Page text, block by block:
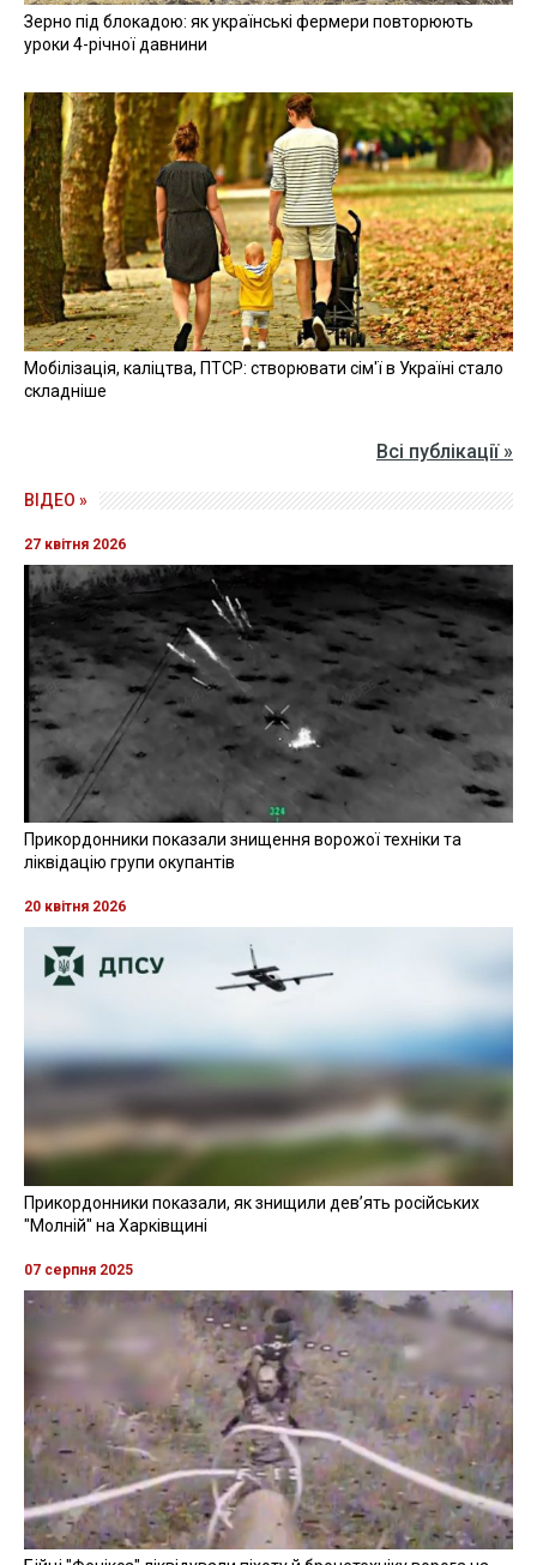
Зерно під блокадою: як українські фермери повторюють
уроки 4-річної давнини
Мобілізація, каліцтва, ПТСР: створювати сім'ї в Україні стало
складніше
Всі публікації »
ВІДЕО »
27 квітня 2026
Прикордонники показали знищення ворожої техніки та
ліквідацію групи окупантів
20 квітня 2026
Прикордонники показали, як знищили девʼять російських
"Молній" на Харківщині
07 серпня 2025